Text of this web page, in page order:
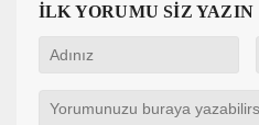
İLK YORUMU SİZ YAZIN